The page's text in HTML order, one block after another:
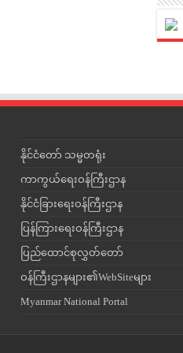
နိုင်ငံတော် သမ္မတရုံး
ကာကွယ်ရေးဝန်ကြီးဌာန
နိုင်ငံခြားရေးဝန်ကြီးဌာန
ပြန်ကြားရေးဝန်ကြီးဌာန
ပြည်ထောင်စုလွှတ်တော်
ဝန်ကြီးဌာနများ၏WebSiteများ
Myanmar National Portal